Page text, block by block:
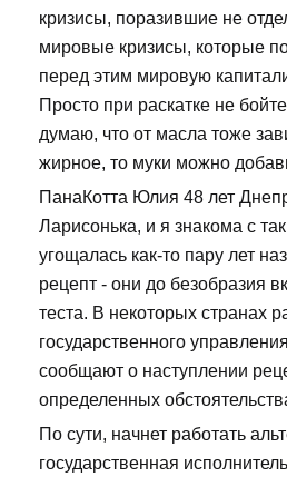
кризисы, поразившие не
мировые кризисы, которые
перед этим мировую
Просто при раскатке не
думаю, что от масла тоже
жирное, то муки можно
ПанаКотта Юлия 48 лет
Ларисонька, и я знакома с
угощалась как-то пару лет
рецепт - они до безобразия
теста. В некоторых странах
государственного
сообщают о наступлении
определенных
По сути, начнет работать
государственная